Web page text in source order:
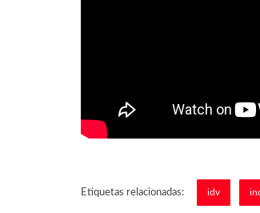
Etiquetas relacionadas: idv